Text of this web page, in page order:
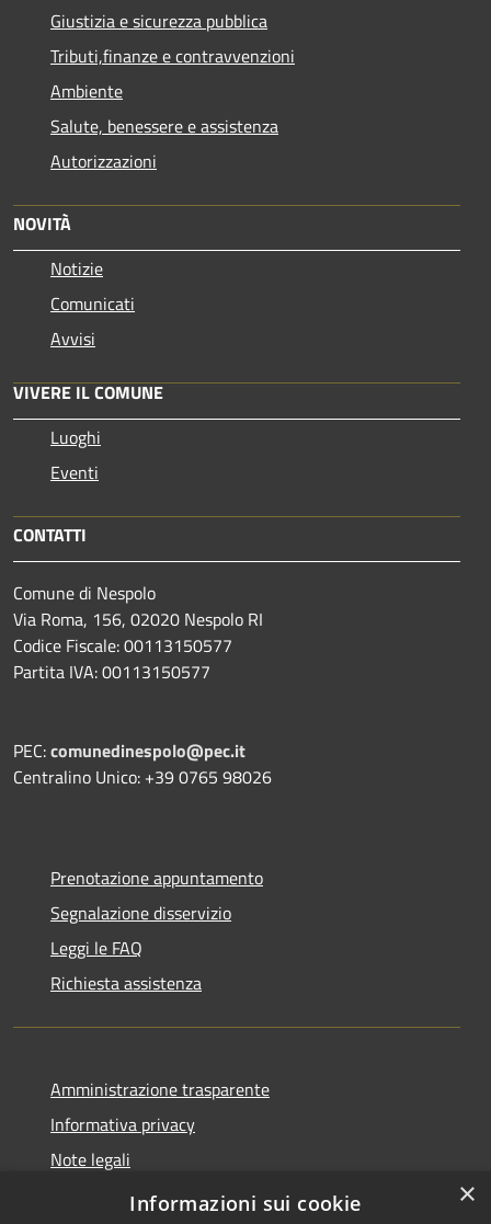
Giustizia e sicurezza pubblica
Tributi,finanze e contravvenzioni
Ambiente
Salute, benessere e assistenza
Autorizzazioni
NOVITÀ
Notizie
Comunicati
Avvisi
VIVERE IL COMUNE
Luoghi
Eventi
CONTATTI
Comune di Nespolo
Via Roma, 156, 02020 Nespolo RI
Codice Fiscale: 00113150577
Partita IVA: 00113150577
PEC:comunedinespolo@pec.it
Centralino Unico: +39 0765 98026
Prenotazione appuntamento
Segnalazione disservizio
Leggi le FAQ
Richiesta assistenza
Amministrazione trasparente
Informativa privacy
Note legali
Dichiarazione di accessibilità
×
Informazioni sui cookie